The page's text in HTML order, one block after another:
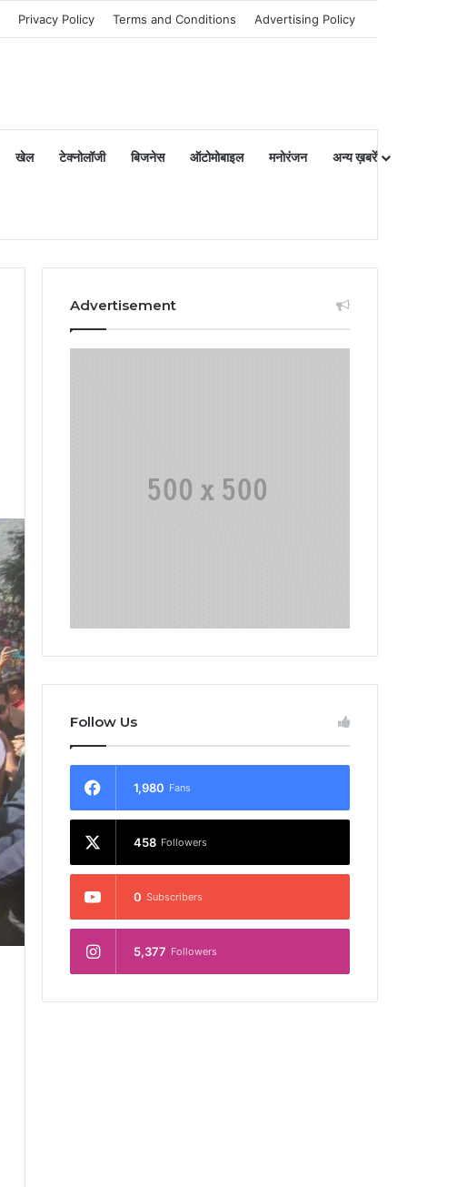
Privacy Policy Terms and Conditions Advertising Policy
खेल टेक्नोलॉजी बिजनेस ऑटोमोबाइल मनोरंजन अन्य ख़बरें
Advertisement
Follow Us
1,980 Fans
458 Followers
0 Subscribers
5,377 Followers